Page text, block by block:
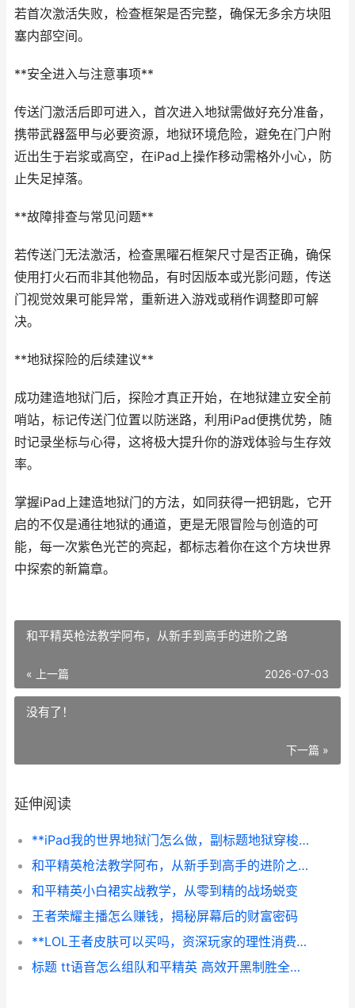
若首次激活失败，检查框架是否完整，确保无多余方块阻
塞内部空间。
**安全进入与注意事项**
传送门激活后即可进入，首次进入地狱需做好充分准备，
携带武器盔甲与必要资源，地狱环境危险，避免在门户附
近出生于岩浆或高空，在iPad上操作移动需格外小心，防
止失足掉落。
**故障排查与常见问题**
若传送门无法激活，检查黑曜石框架尺寸是否正确，确保
使用打火石而非其他物品，有时因版本或光影问题，传送
门视觉效果可能异常，重新进入游戏或稍作调整即可解
决。
**地狱探险的后续建议**
成功建造地狱门后，探险才真正开始，在地狱建立安全前
哨站，标记传送门位置以防迷路，利用iPad便携优势，随
时记录坐标与心得，这将极大提升你的游戏体验与生存效
率。
掌握iPad上建造地狱门的方法，如同获得一把钥匙，它开
启的不仅是通往地狱的通道，更是无限冒险与创造的可
能，每一次紫色光芒的亮起，都标志着你在这个方块世界
中探索的新篇章。
和平精英枪法教学阿布，从新手到高手的进阶之路
« 上一篇 2026-07-03
没有了！
下一篇 »
延伸阅读
**iPad我的世界地狱门怎么做，副标题地狱穿梭建造指南**
和平精英枪法教学阿布，从新手到高手的进阶之路
和平精英小白裙实战教学，从零到精的战场蜕变
王者荣耀主播怎么赚钱，揭秘屏幕后的财富密码
**LOL王者皮肤可以买吗，资深玩家的理性消费指南**
标题 tt语音怎么组队和平精英 高效开黑制胜全攻略